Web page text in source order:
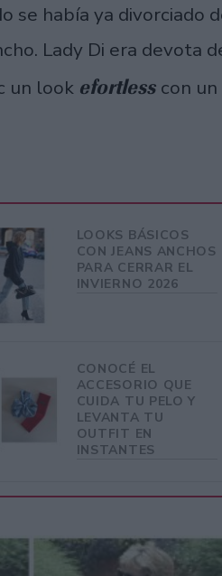
se había ya divorciado
Lady Di era devota
un look efortless con un
LOOKS BÁSICOS
CON JEANS ANCHOS
PARA CERRAR EL
INVIERNO 2026
CONOCÉ EL
ACCESORIO QUE
CUIDA TU PELO Y
LEVANTA TU
OUTFIT EN
INSTANTES